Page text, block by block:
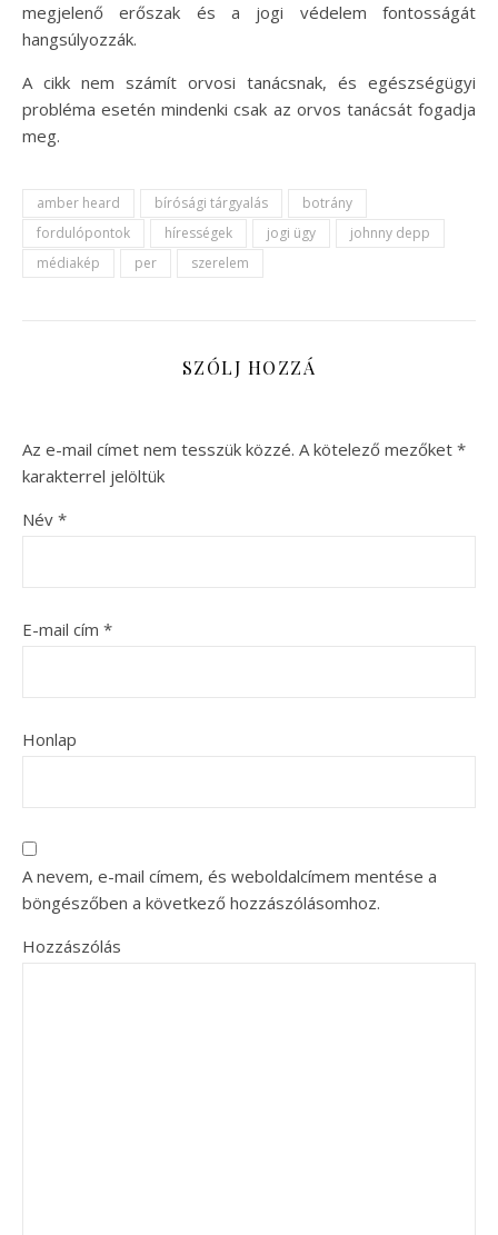
megjelenő erőszak és a jogi védelem fontosságát
hangsúlyozzák.
A cikk nem számít orvosi tanácsnak, és egészségügyi
probléma esetén mindenki csak az orvos tanácsát fogadja
meg.
amber heard bírósági tárgyalás
botrány
fordulópontok
hírességek jogi ügy
johnny depp
médiakép
per szerelem
SZÓLJ HOZZÁ
Az e-mail címet nem tesszük közzé. A kötelező mezőket *
karakterrel jelöltük
Név *
E-mail cím *
Honlap
A nevem, e-mail címem, és weboldalcímem mentése a
böngészőben a következő hozzászólásomhoz.
Hozzászólás